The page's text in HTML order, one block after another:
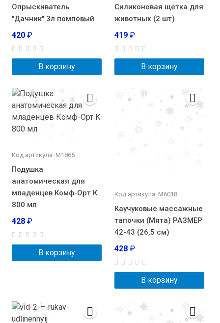
Опрыскиватель
"Дачник" 3л помповый
420 ₽
В корзину
Силиконовая щетка для
животных (2 шт)
419 ₽
В корзину
Код артикула: М1865
Подушка
анатомическая для
младенцев Комф-Орт К
800 мл
428 ₽
В корзину
Код артикула: М6018
Каучуковые массажные
тапочки (Мята) РАЗМЕР
42-43 (26,5 см)
428 ₽
В корзину